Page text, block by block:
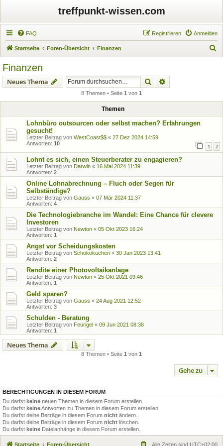
treffpunkt-wissen.com
FAQ Anmelden
Registrieren
Startseite Foren-Übersicht Finanzen
Finanzen
Neues Thema Suche
8 Themen • Seite 1 von 1
Themen
Lohnbüro outsourcen oder selbst machen? Erfahrungen
gesucht!
Letzter Beitrag von WestCoast$$ « 27 Dez 2024 14:59
Antworten: 10 1 2
Lohnt es sich, einen Steuerberater zu engagieren?
Letzter Beitrag von Darwin « 16 Mai 2024 11:39
Antworten: 2
Online Lohnabrechnung – Fluch oder Segen für
Selbständige?
Letzter Beitrag von Gauss « 07 Mär 2024 11:37
Antworten: 4
Die Technologiebranche im Wandel: Eine Chance für clevere
Investoren
Letzter Beitrag von Newton « 05 Okt 2023 16:24
Antworten: 1
Angst vor Scheidungskosten
Letzter Beitrag von Schokokuchen « 30 Jan 2023 13:41
Antworten: 2
Rendite einer Photovoltaikanlage
Letzter Beitrag von Newton « 25 Okt 2021 09:46
Antworten: 1
Geld sparen?
Letzter Beitrag von Gauss « 24 Aug 2021 12:52
Antworten: 3
Schulden - Beratung
Letzter Beitrag von Feurigel « 09 Jun 2021 08:38
Antworten: 1
Neues Thema
8 Themen • Seite 1 von 1
Gehe zu
BERECHTIGUNGEN IN DIESEM FORUM
Du darfst keine neuen Themen in diesem Forum erstellen.
Du darfst keineAntworten zu Themen in diesem Forum erstellen.
Du darfst deine Beiträge in diesem Forum nicht ändern.
Du darfst deine Beiträge in diesem Forum nicht löschen.
Du darfst keine Dateianhänge in diesem Forum erstellen.
Startseite Foren-Übersicht Alle Zeiten sind UTC+02:00